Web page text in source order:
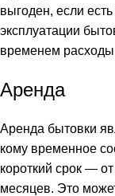
выгоден, если
эксплуатации
временем расходы
Аренда
Аренда бытовки
кому временное
короткий срок —
месяцев. Это